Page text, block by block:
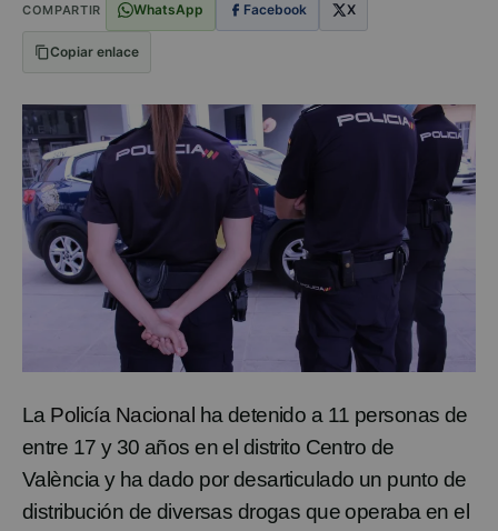
COMPARTIR WhatsApp Facebook X
Copiar enlace
La Policía Nacional ha detenido a 11 personas de
entre 17 y 30 años en el distrito Centro de
València y ha dado por desarticulado un punto de
distribución de diversas drogas que operaba en el